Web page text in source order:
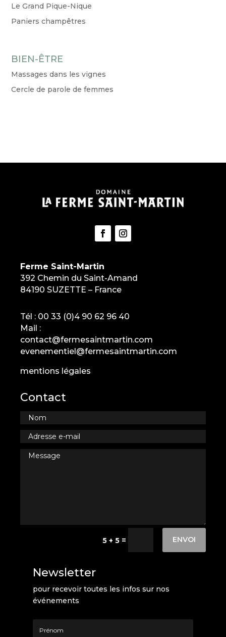
Le Grand Pique-Nique
Paniers champêtres
BIEN-ÊTRE
Massages dans les vignes
Cercle de parole de femmes
Ferme Saint-Martin
392 Chemin du Saint-Amand
84190 SUZETTE – France
Tél : 00 33 (0)4 90 62 96 40
Mail :
contact@fermesaintmartin.com
evenementiel@fermesaintmartin.com
mentions légales
Contact
5 + 5 = ENVOI
Newsletter
pour recevoir toutes les infos sur nos
événements